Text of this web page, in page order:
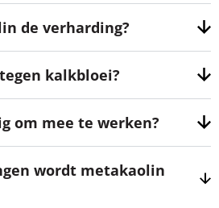
de verharding?
kalkbloei?
om mee te werken?
wordt metakaolin